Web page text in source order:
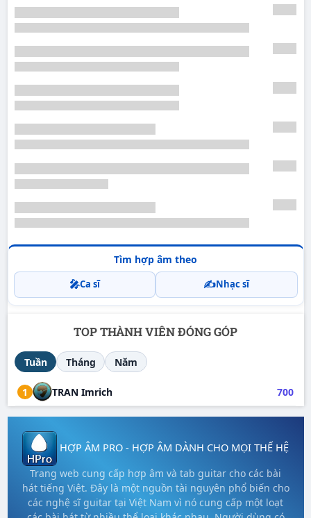
Tìm hợp âm theo
🎤Ca sĩ ✍️Nhạc sĩ
TOP THÀNH VIÊN ĐÓNG GÓP
Tuần Tháng Năm
1 TRAN Imrich 700
HỢP ÂM PRO - HỢP ÂM DÀNH CHO MỌI THẾ HỆ
Trang web cung cấp hợp âm và tab guitar cho các bài
hát tiếng Việt. Đây là một nguồn tài nguyên phổ biến cho
các nghệ sĩ guitar tại Việt Nam vì nó cung cấp một loạt